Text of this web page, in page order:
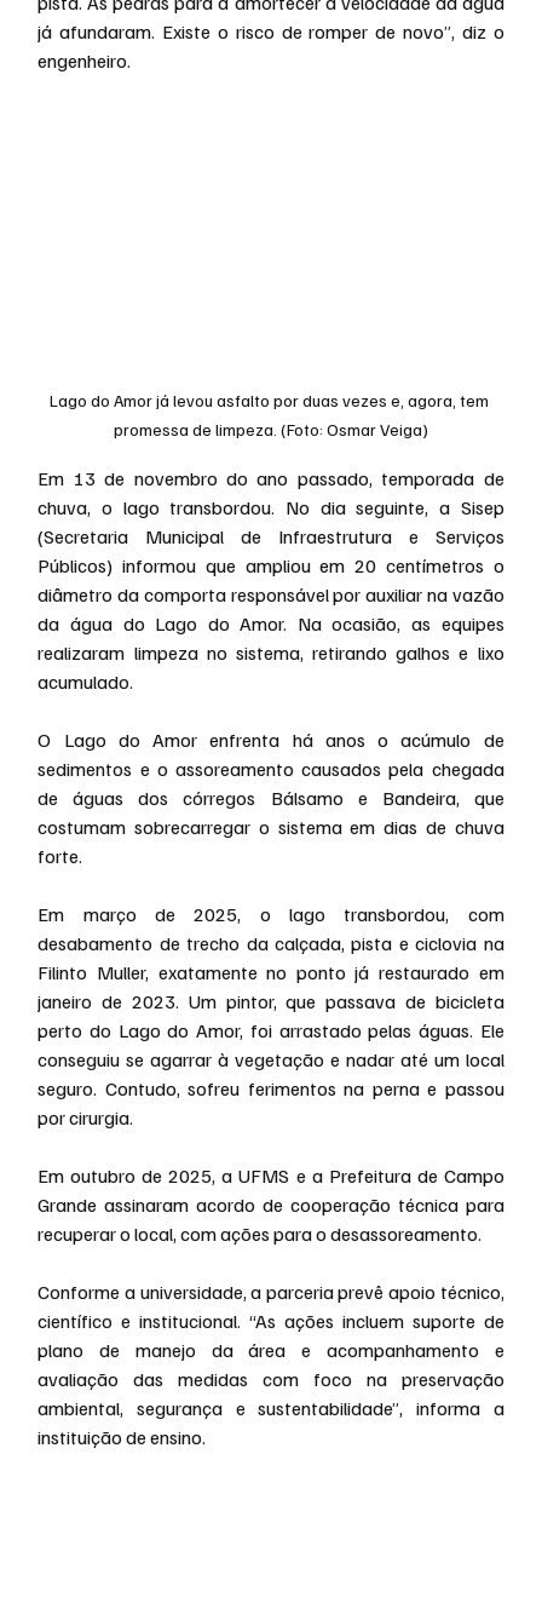
já afundaram. Existe o risco de romper de novo”, diz o
engenheiro.
Lago do Amor já levou asfalto por duas vezes e, agora, tem
promessa de limpeza. (Foto: Osmar Veiga)
Em 13 de novembro do ano passado, temporada de
chuva, o lago transbordou. No dia seguinte, a Sisep
(Secretaria Municipal de Infraestrutura e Serviços
Públicos) informou que ampliou em 20 centímetros o
diâmetro da comporta responsável por auxiliar na vazão
da água do Lago do Amor. Na ocasião, as equipes
realizaram limpeza no sistema, retirando galhos e lixo
acumulado.
O Lago do Amor enfrenta há anos o acúmulo de
sedimentos e o assoreamento causados pela chegada
de águas dos córregos Bálsamo e Bandeira, que
costumam sobrecarregar o sistema em dias de chuva
forte.
Em março de 2025, o lago transbordou, com
desabamento de trecho da calçada, pista e ciclovia na
Filinto Muller, exatamente no ponto já restaurado em
janeiro de 2023. Um pintor, que passava de bicicleta
perto do Lago do Amor, foi arrastado pelas águas. Ele
conseguiu se agarrar à vegetação e nadar até um local
seguro. Contudo, sofreu ferimentos na perna e passou
por cirurgia.
Em outubro de 2025, a UFMS e a Prefeitura de Campo
Grande assinaram acordo de cooperação técnica para
recuperar o local, com ações para o desassoreamento.
Conforme a universidade, a parceria prevê apoio técnico,
científico e institucional. “As ações incluem suporte de
plano de manejo da área e acompanhamento e
avaliação das medidas com foco na preservação
ambiental, segurança e sustentabilidade”, informa a
instituição de ensino.